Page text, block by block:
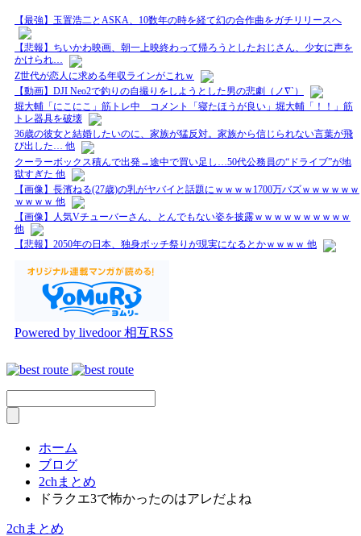
【最強】玉置浩二とASKA、10数年の時を経て幻の合作曲をガチリリースへ
【悲報】ちいかわ映画、朝一上映終わって帰ろうとしたおじさん、少女に声を
かけられ…
Z世代が恋人に求める年収ラインがこれｗ
【動画】DJI Neo2で釣りの自撮りをしようとした男の悲劇（ノ∇`）
堀大輔「にこにこ」筋トレ中 コメント「寝たほうが良い」堀大輔「！！」筋
トレ器具を破壊
36歳の彼女と結婚したいのに、家族が猛反対。家族から信じられない言葉が飛
び出した… 他
クーラーボックス積んで出発→途中で買い足し…50代公務員の“ドライブ”が地
獄すぎた 他
【画像】長濱ねる(27歳)の乳がヤバイと話題にｗｗｗｗ1700万バズｗｗｗｗｗｗ
ｗｗｗｗ 他
【画像】人気Vチューバーさん、とんでもない姿を披露ｗｗｗｗｗｗｗｗｗｗ
他
【悲報】2050年の日本、独身ボッチ祭りが現実になるとかｗｗｗｗ 他
Powered by livedoor 相互RSS
ホーム
ブログ
2chまとめ
ドラクエ3で怖かったのはアレだよね
2chまとめ